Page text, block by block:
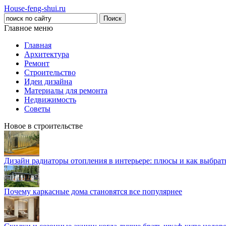
House-feng-shui.ru
Главное меню
Главная
Архитектура
Ремонт
Строительство
Идеи дизайна
Материалы для ремонта
Недвижимость
Советы
Новое в строительстве
Дизайн радиаторы отопления в интерьере: плюсы и как
Почему каркасные дома становятся все популярнее